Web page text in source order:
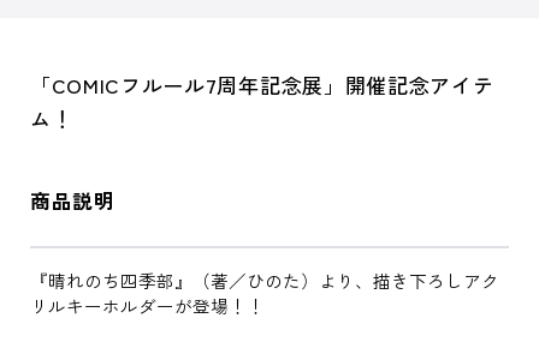
「COMICフルール7周年記念展」開催記念アイテ
ム！
商品説明
『晴れのち四季部』（著／ひのた）より、描き下ろしアク
リルキーホルダーが登場！！